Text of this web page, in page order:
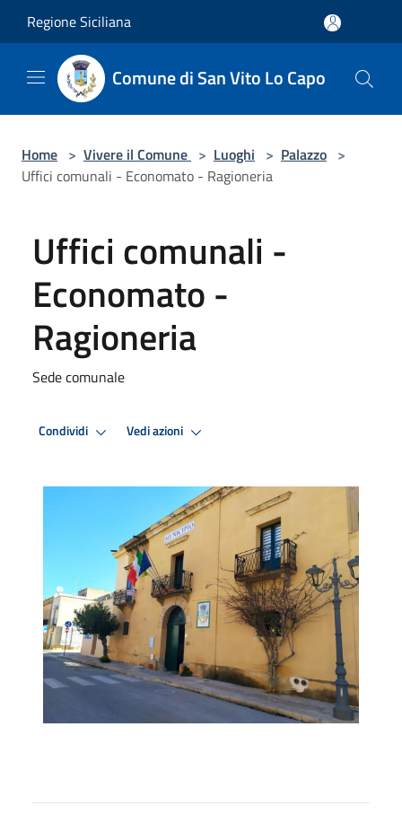
Regione Siciliana
Comune di San Vito Lo Capo
Home > Vivere il Comune > Luoghi > Palazzo >
Uffici comunali - Economato - Ragioneria
Uffici comunali -
Economato -
Ragioneria
Sede comunale
Condividi Vedi azioni